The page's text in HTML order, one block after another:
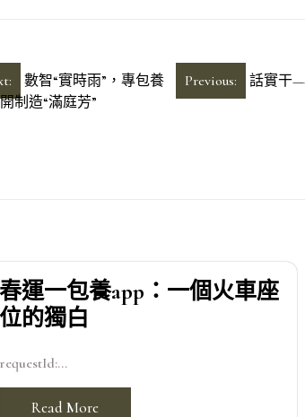
Previous: 話實干
數智“實時雨”，專包養
制造“滿庭芳”
春運一包養app：一個火車座
位的獨白
requestId:...
Read More